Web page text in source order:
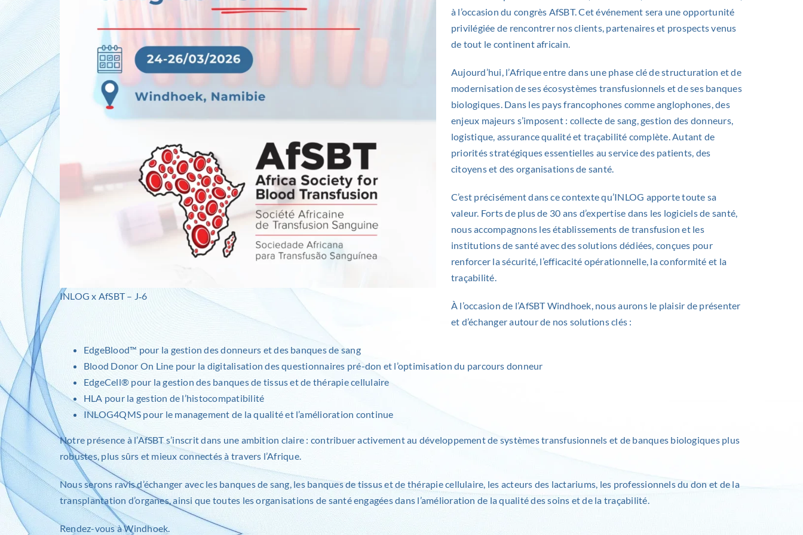
INLOG x AfSBT – J‑6
à l’occasion du congrès AfSBT. Cet événement sera une opportunité
privilégiée de rencontrer nos clients, partenaires et prospects venus
de tout le continent africain.
Aujourd’hui, l’Afrique entre dans une phase clé de structuration et de
modernisation de ses écosystèmes transfusionnels et de ses banques
biologiques. Dans les pays francophones comme anglophones, des
enjeux majeurs s’imposent : collecte de sang, gestion des donneurs,
logistique, assurance qualité et traçabilité complète. Autant de
priorités stratégiques essentielles au service des patients, des
citoyens et des organisations de santé.
C’est précisément dans ce contexte qu’INLOG apporte toute sa
valeur. Forts de plus de 30 ans d’expertise dans les logiciels de santé,
nous accompagnons les établissements de transfusion et les
institutions de santé avec des solutions dédiées, conçues pour
renforcer la sécurité, l’efficacité opérationnelle, la conformité et la
traçabilité.
À l’occasion de l’AfSBT Windhoek, nous aurons le plaisir de présenter
et d’échanger autour de nos solutions clés :
EdgeBlood™ pour la gestion des donneurs et des banques de sang
Blood Donor On Line pour la digitalisation des questionnaires pré-don et l’optimisation du parcours donneur
EdgeCell® pour la gestion des banques de tissus et de thérapie cellulaire
HLA pour la gestion de l’histocompatibilité
INLOG4QMS pour le management de la qualité et l’amélioration continue
Notre présence à l’AfSBT s’inscrit dans une ambition claire : contribuer activement au développement de systèmes transfusionnels et de banques biologiques plus
robustes, plus sûrs et mieux connectés à travers l’Afrique.
Nous serons ravis d’échanger avec les banques de sang, les banques de tissus et de thérapie cellulaire, les acteurs des lactariums, les professionnels du don et de la
transplantation d’organes, ainsi que toutes les organisations de santé engagées dans l’amélioration de la qualité des soins et de la traçabilité.
Rendez-vous à Windhoek.